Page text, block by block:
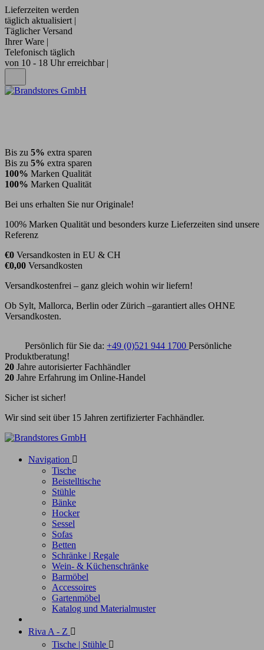
Lieferzeiten werden
täglich aktualisiert |
Täglicher Versand
Ihrer Ware |
Telefonisch täglich
von 10 - 18 Uhr erreichbar |
Bis zu 5% extra sparen
Bis zu 5% extra sparen
100% Marken Qualität
100% Marken Qualität
Bei uns erhalten Sie nur Originale!
100% Marken Qualität und besonders kurze Lieferzeiten sind unsere
Referenz
€0 Versandkosten in EU & CH
€0,00 Versandkosten
Versandkostenfrei – ganz gleich wohin wir liefern!
Ob Sylt, Mallorca, Berlin oder Zürich –garantiert alles OHNE
Versandkosten.
Persönlich für Sie da: +49 (0)521 944 1700 Persönliche
Produktberatung!
20 Jahre autorisierter Fachhändler
20 Jahre Erfahrung im Online-Handel
Sicher ist sicher!
Wir sind seit über 15 Jahren zertifizierter Fachhändler.
Navigation 
Tische
Beistelltische
Stühle
Bänke
Hocker
Sessel
Sofas
Betten
Schränke | Regale
Wein- & Küchenschränke
Barmöbel
Accessoires
Gartenmöbel
Katalog und Materialmuster
Riva A - Z 
Tische | Stühle 